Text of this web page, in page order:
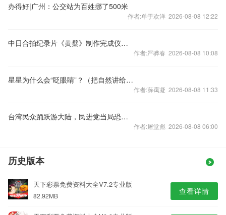
办得好|广州：公交站为百姓挪了500米
作者:单于欢洋 2026-08-08 12:22
中日合拍纪录片《黄檗》制作完成仪式在东京举行
作者:严骅春 2026-08-08 10:08
星星为什么会“眨眼睛”？（把自然讲给你听）
作者:薛霭凝 2026-08-08 11:33
台湾民众踊跃游大陆，民进党当局恐吓当休矣
作者:屠堂彪 2026-08-08 06:00
历史版本
天下彩票免费资料大全V7.2专业版
82.92MB 查看详情